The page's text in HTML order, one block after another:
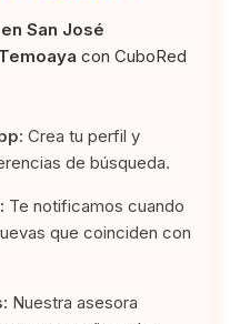
San José
con CuboRed
Crea tu perfil y
de búsqueda.
Te notificamos cuando
que coinciden con
Nuestra asesora